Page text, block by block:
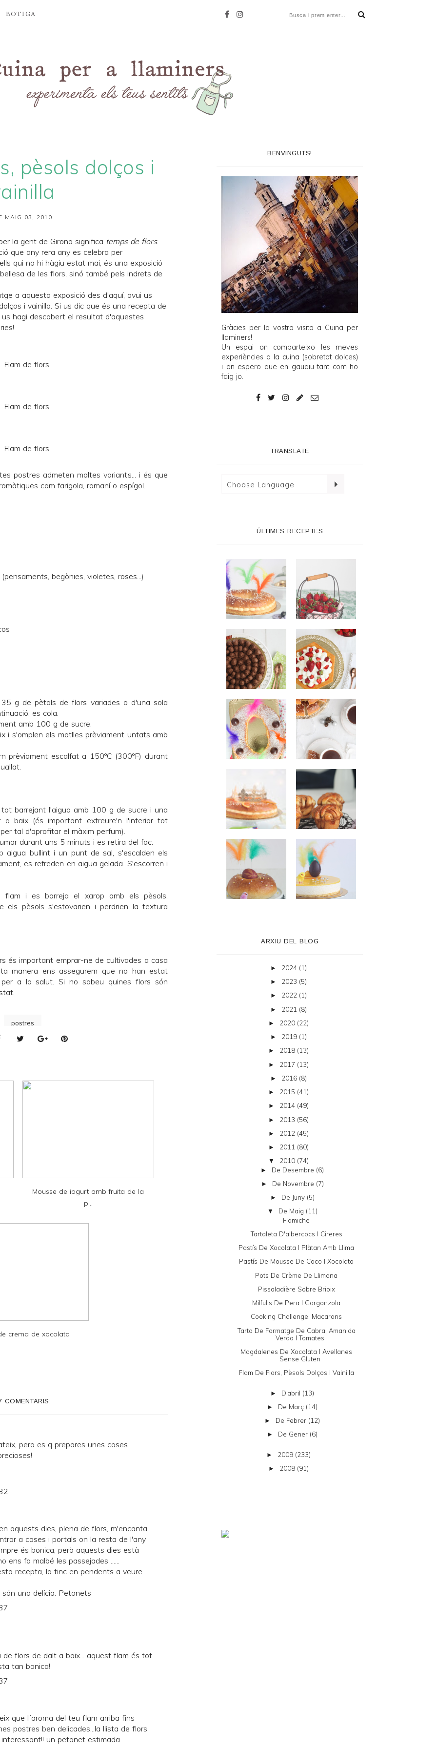
BOTIGA
pèsols dolços i
MAIG 03, 2010
la gent de Girona significa temps de flors.
que any rera any es celebra per
qui no hi hàgiu estat mai, és una exposició
de les flors, sinó també pels indrets de
a aquesta exposició des d'aquí, avui us
i vainilla. Si us dic que és una recepta de
us hagi descobert el resultat d'aquestes
postres admeten moltes variants... i és que
com farigola, romaní o espígol.
begònies, violetes, roses...)
g de pètals de flors variades o d'una sola
es cola.
amb 100 g de sucre.
i s'omplen els motlles prèviament untats amb
prèviament escalfat a 150ºC (300ºF) durant
barrejant l'aigua amb 100 g de sucre i una
a baix (és important extreure'n l'interior tot
tal d'aprofitar el màxim perfum).
durant uns 5 minuts i es retira del foc.
aigua bullint i un punt de sal, s'escalden els
es refreden en aigua gelada. S'escorren i
flam i es barreja el xarop amb els pèsols.
els pèsols s'estovarien i perdrien la textura
és important emprar-ne de cultivades a casa
manera ens assegurem que no han estat
a la salut. Si no sabeu quines flors són
postres
Mousse de iogurt amb fruita de la
p...
crema de xocolata
COMENTARIS:
pero es q prepares unes coses
aquests dies, plena de flors, m'encanta
a cases i portals on la resta de l'any
és bonica, però aquests dies està
ens fa malbé les passejades ......
recepta, la tinc en pendents a veure
una delícia. Petonets
de flors de dalt a baix... aquest flam és tot
tan bonica!
que l´aroma del teu flam arriba fins
postres ben delicades...la llista de flors
un petonet estimada
BENVINGUTS!
Gràcies per la vostra visita a Cuina per
llaminers!
Un espai on comparteixo les meves
experiències a la cuina (sobretot dolces)
i on espero que en gaudiu tant com ho
faig jo.
TRANSLATE
ÚLTIMES RECEPTES
ARXIU DEL BLOG
► 2024 (1)
► 2023 (5)
► 2022 (1)
► 2021 (8)
► 2020 (22)
► 2019 (1)
► 2018 (13)
► 2017 (13)
► 2016 (8)
► 2015 (41)
► 2014 (49)
► 2013 (56)
► 2012 (45)
► 2011 (80)
▼ 2010 (74)
► De Desembre (6)
► De Novembre (7)
► De Juny (5)
▼ De Maig (11)
Flamiche
Tartaleta D'albercocs I Cireres
Pastís De Xocolata I Plàtan Amb Llima
Pastís De Mousse De Coco I Xocolata
Pots De Crème De Llimona
Pissaladière Sobre Brioix
Milfulls De Pera I Gorgonzola
Cooking Challenge: Macarons
Tarta De Formatge De Cabra, Amanida
Verda I Tomates
Magdalenes De Xocolata I Avellanes
Sense Gluten
Flam De Flors, Pèsols Dolços I Vainilla
► D’abril (13)
► De Març (14)
► De Febrer (12)
► De Gener (6)
► 2009 (233)
► 2008 (91)